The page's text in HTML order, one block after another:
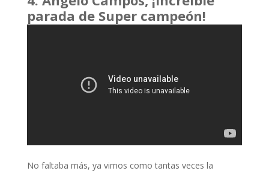
parada de Super campeón!
No faltaba más, ya vimos como tantas veces la